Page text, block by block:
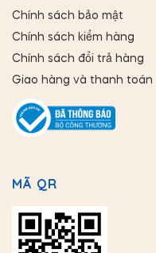
Chính sách bảo mật
Chính sách kiểm hàng
Chính sách đổi trả hàng
Giao hàng và thanh toán
MÃ QR